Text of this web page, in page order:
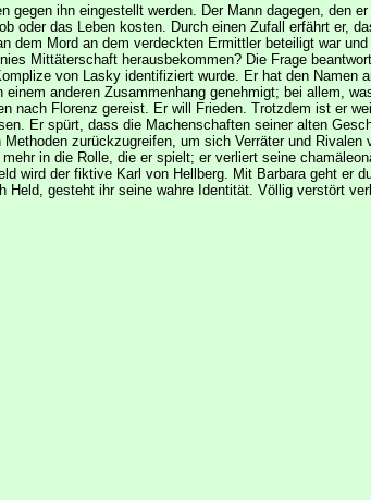
ihn eingestellt werden. Der Mann dagegen, den
oder das Leben kosten. Durch einen Zufall erfährt er,
dem Mord an dem verdeckten Ermittler beteiligt war
Mittäterschaft herausbekommen? Die Frage
von Lasky identifiziert wurde. Er hat den Namen
anderen Zusammenhang genehmigt; bei allem,
nach Florenz gereist. Er will Frieden. Trotzdem ist er
Er spürt, dass die Machenschaften seiner alten
zurückzugreifen, um sich Verräter und Rivalen
in die Rolle, die er spielt; er verliert seine
wird der fiktive Karl von Hellberg. Mit Barbara geht er
gesteht ihr seine wahre Identität. Völlig verstört